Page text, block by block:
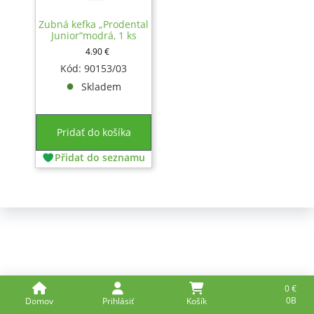
Zubná kefka „Prodental
Junior“modrá, 1 ks
4.90€
Kód: 90153/03
Skladem
Pridať do košíka
Přidat do seznamu
Domov Prihlásiť Košík
0€
0B